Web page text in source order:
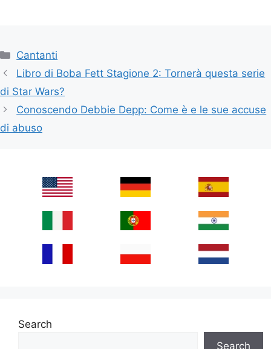
Categories
Cantanti
Libro di Boba Fett Stagione 2: Tornerà questa serie
di Star Wars?
Conoscendo Debbie Depp: Come è e le sue accuse
di abuso
Search
Search